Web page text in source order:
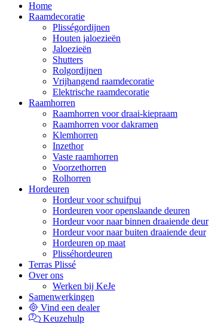
Home
Raamdecoratie
Plisségordijnen
Houten jaloezieën
Jaloezieën
Shutters
Rolgordijnen
Vrijhangend raamdecoratie
Elektrische raamdecoratie
Raamhorren
Raamhorren voor draai-kiepraam
Raamhorren voor dakramen
Klemhorren
Inzethor
Vaste raamhorren
Voorzethorren
Rolhorren
Hordeuren
Hordeur voor schuifpui
Hordeuren voor openslaande deuren
Hordeur voor naar binnen draaiende deur
Hordeur voor naar buiten draaiende deur
Hordeuren op maat
Plisséhordeuren
Terras Plissé
Over ons
Werken bij KeJe
Samenwerkingen
Vind een dealer
Keuzehulp